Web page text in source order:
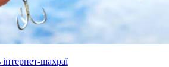
інтернет-шахраї